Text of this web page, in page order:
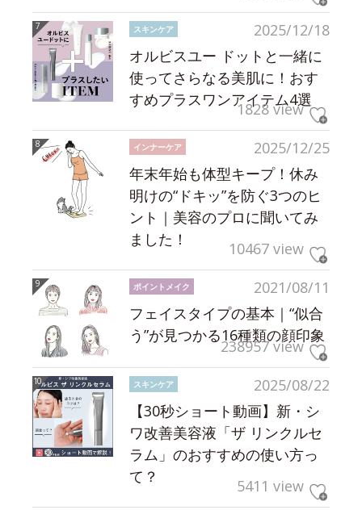
2025/12/18
スキンケア
オルビスユー ドットと一緒に
使ってさらなる美肌に！おす
すめプラスワンアイテム4選
1828 view
2025/12/25
インナーケア
年末年始も体型キープ！休み
明けの“ドキッ”を防ぐ3つのヒ
ント｜美容のプロに聞いてみ
ました！
10467 view
2021/08/11
ポイントメイク
フェイスタイプの基本｜“似合
う”が見つかる16種類の顔印象
238957 view
2025/08/22
スキンケア
【30秒ショート動画】新・シ
ワ改善美容液「ザ リンクルセ
ラム」のおすすめの使い方っ
て？
5411 view